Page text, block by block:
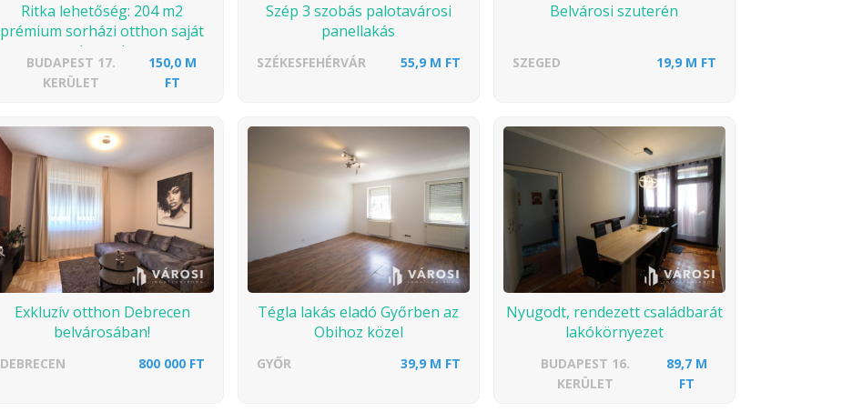
Ritka lehetőség: 204 m2
prémium sorházi otthon saját
kerttel
BUDAPEST 17.
KERÜLET
150,0 M
FT
Szép 3 szobás palotavárosi
panellakás
SZÉKESFEHÉRVÁR 55,9 M FT
Belvárosi szuterén
SZEGED 19,9 M FT
Exkluzív otthon Debrecen
belvárosában!
DEBRECEN 800 000 FT
Tégla lakás eladó Győrben az
Obihoz közel
GYŐR 39,9 M FT
Nyugodt, rendezett családbarát
lakókörnyezet
BUDAPEST 16.
KERÜLET
89,7 M
FT